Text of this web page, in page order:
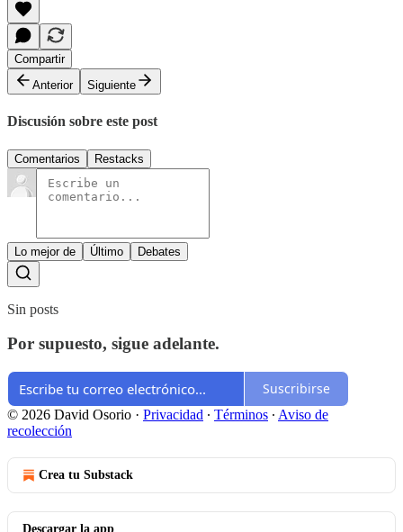
Compartir
Anterior
Siguiente
Discusión sobre este post
Comentarios Restacks
Lo mejor de Último Debates
Sin posts
Por supuesto, sigue adelante.
Suscribirse
© 2026 David Osorio · Privacidad ∙ Términos ∙ Aviso de
recolección
Crea tu Substack
Descargar la app